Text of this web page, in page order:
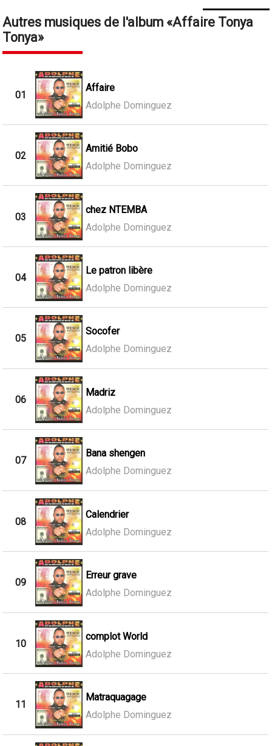
Autres musiques de l'album
Affaire Tonya
Tonya
01
Affaire
Adolphe Dominguez
02
Amitié Bobo
Adolphe Dominguez
03
chez NTEMBA
Adolphe Dominguez
04
Le patron libère
Adolphe Dominguez
05
Socofer
Adolphe Dominguez
06
Madriz
Adolphe Dominguez
07
Bana shengen
Adolphe Dominguez
08
Calendrier
Adolphe Dominguez
09
Erreur grave
Adolphe Dominguez
10
complot World
Adolphe Dominguez
11
Matraquagage
Adolphe Dominguez